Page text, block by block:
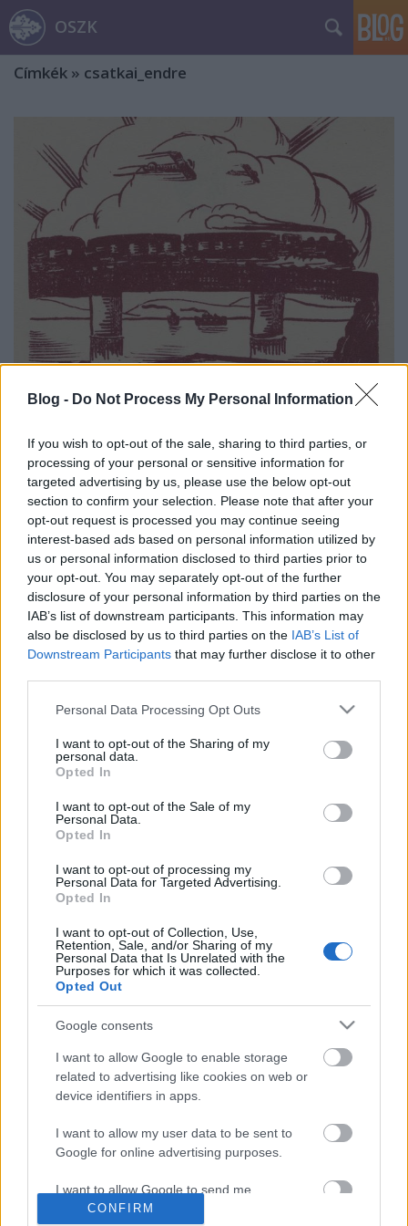
Blog - Do Not Process My Personal Information
If you wish to opt-out of the sale, sharing to third parties, or
processing of your personal or sensitive information for
targeted advertising by us, please use the below opt-out
section to confirm your selection. Please note that after your
opt-out request is processed you may continue seeing
interest-based ads based on personal information utilized by
us or personal information disclosed to third parties prior to
your opt-out. You may separately opt-out of the further
disclosure of your personal information by third parties on the
IAB’s list of downstream participants. This information may
also be disclosed by us to third parties on the IAB’s List of
Downstream Participants that may further disclose it to other
Please note that this website/app uses one or more Google
not limited to your visit or usage behaviour. You may click to
grant or deny consent to Google and its third-party tags to
use your data for below specified purposes in below Google
consent section.
Personal Data Processing Opt Outs
I want to opt-out of the Sharing of my
personal data.
Opted In
I want to opt-out of the Sale of my
Personal Data.
Opted In
I want to opt-out of processing my
Personal Data for Targeted Advertising.
Opted In
I want to opt-out of Collection, Use,
Retention, Sale, and/or Sharing of my
Personal Data that Is Unrelated with the
Purposes for which it was collected.
Opted Out
Google consents
I want to allow Google to enable storage
related to advertising like cookies on web or
device identifiers in apps.
I want to allow my user data to be sent to
Google for online advertising purposes.
I want to allow Google to send me
personalized advertising.
CONFIRM
OSZK
Címkék » csatkai_endre
A soproni vasútigazgató, műgyűjtő
gyűjtemények. 37. rész
Munkák és napok – és kincsek. 103. rész
nemzetikonyvtar•2023. augusztus 08.
Sorozatunk címe Hésziodosz Munkák és napok című
művére utal. Az ókori szerző a földműves kitartó,
gondos munkáját jelenítette meg. Könyvtárunk
kutató munkatársai ehhez hasonló szorgalommal
tárják fel a gyűjtemények mélyén rejlő kincseket.
Ezekből a folyamatos feldolgozó munka nyomán
felbukkanó…
A Kossuth-díjas soproni
helytörténész, muzeológus Csatkai
Endre – Ex libris gyűjtők,
gyűjtemények. 14. rész
Munkák és napok – és kincsek. 65. rész